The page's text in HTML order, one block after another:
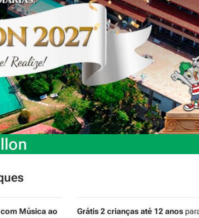
com Música ao
Grátis 2 crianças até 12 anos